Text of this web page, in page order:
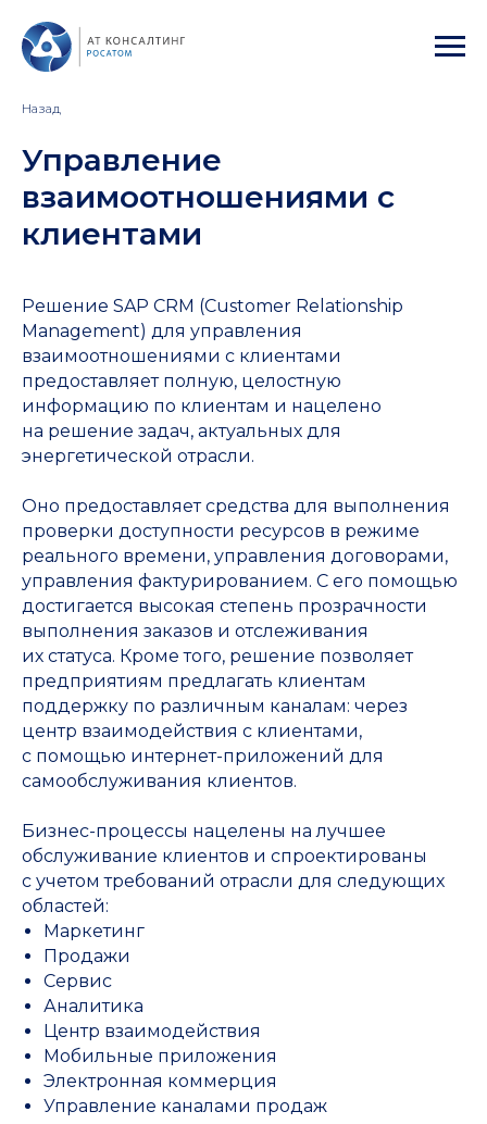
Назад
Управление
взаимоотношениями с
клиентами
Решение SAP CRM (Customer Relationship
Management) для управления
взаимоотношениями с клиентами
предоставляет полную, целостную
информацию по клиентам и нацелено
на решение задач, актуальных для
энергетической отрасли.
Оно предоставляет средства для выполнения
проверки доступности ресурсов в режиме
реального времени, управления договорами,
управления фактурированием. С его помощью
достигается высокая степень прозрачности
выполнения заказов и отслеживания
их статуса. Кроме того, решение позволяет
предприятиям предлагать клиентам
поддержку по различным каналам: через
центр взаимодействия с клиентами,
с помощью интернет-приложений для
самообслуживания клиентов.
Бизнес-процессы нацелены на лучшее
обслуживание клиентов и спроектированы
с учетом требований отрасли для следующих
областей:
Маркетинг
Продажи
Сервис
Аналитика
Центр взаимодействия
Мобильные приложения
Электронная коммерция
Управление каналами продаж